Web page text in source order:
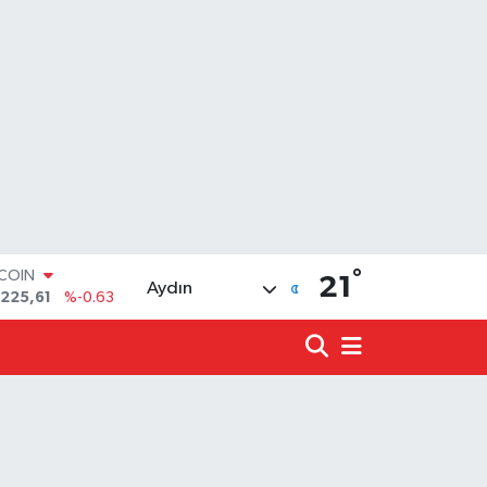
%0.16
Aydın 21 °